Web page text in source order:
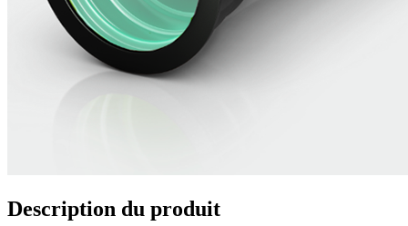
Description du produit